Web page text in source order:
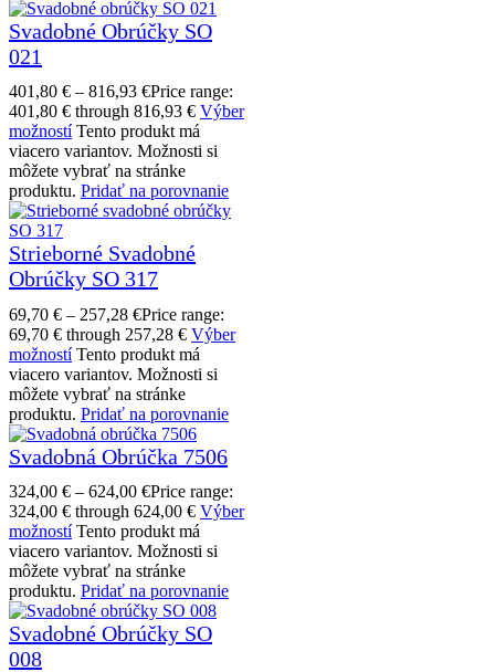
Svadobné Obrúčky SO
021
401,80 € – 816,93 €Price range:
401,80 € through 816,93 € Výber
možností Tento produkt má
viacero variantov. Možnosti si
môžete vybrať na stránke
produktu. Pridať na porovnanie
Strieborné Svadobné
Obrúčky SO 317
69,70 € – 257,28 €Price range:
69,70 € through 257,28 € Výber
možností Tento produkt má
viacero variantov. Možnosti si
môžete vybrať na stránke
produktu. Pridať na porovnanie
Svadobná Obrúčka 7506
324,00 € – 624,00 €Price range:
324,00 € through 624,00 € Výber
možností Tento produkt má
viacero variantov. Možnosti si
môžete vybrať na stránke
produktu. Pridať na porovnanie
Svadobné Obrúčky SO
008